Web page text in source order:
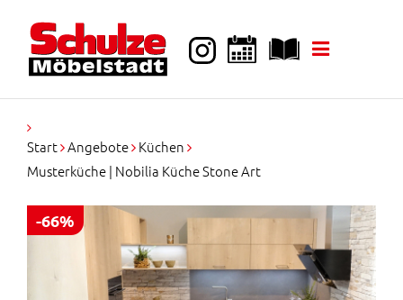
i
p
o
t
n
t
Start Angebote Küchen
Musterküche | Nobilia Küche Stone Art
-66%